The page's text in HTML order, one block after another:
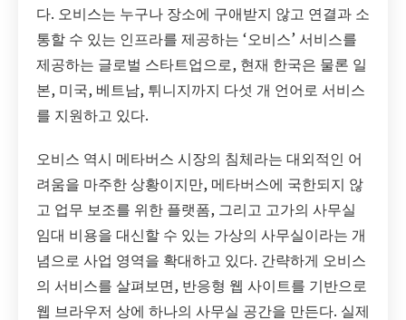
다. 오비스는 누구나 장소에 구애받지 않고 연결과 소
통할 수 있는 인프라를 제공하는 ‘오비스’ 서비스를
제공하는 글로벌 스타트업으로, 현재 한국은 물론 일
본, 미국, 베트남, 튀니지까지 다섯 개 언어로 서비스
를 지원하고 있다.
오비스 역시 메타버스 시장의 침체라는 대외적인 어
려움을 마주한 상황이지만, 메타버스에 국한되지 않
고 업무 보조를 위한 플랫폼, 그리고 고가의 사무실
임대 비용을 대신할 수 있는 가상의 사무실이라는 개
념으로 사업 영역을 확대하고 있다. 간략하게 오비스
의 서비스를 살펴보면, 반응형 웹 사이트를 기반으로
웹 브라우저 상에 하나의 사무실 공간을 만든다. 실제